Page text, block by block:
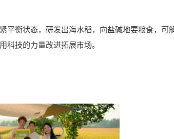
衡状态，研发出海水稻，向盐碱地要粮食，可
科技的力量改进拓展市场。